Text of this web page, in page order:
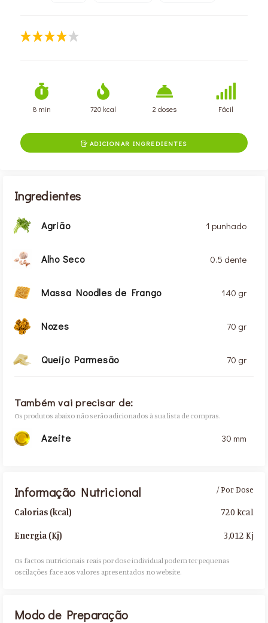
8 min 720 kcal 2 doses Fácil
ADICIONAR INGREDIENTES
Ingredientes
Agrião 1 punhado
Alho Seco 0.5 dente
Massa Noodles de Frango 140 gr
Nozes 70 gr
Queijo Parmesão 70 gr
Também vai precisar de:
Os produtos abaixo não serão adicionados à sua lista de compras.
Azeite 30 mm
Informação Nutricional
Calorias (kcal)
Energia (Kj)
/ Por Dose
720 kcal
3,012 Kj
Os factos nutricionais reais por dose individual podem ter pequenas
oscilações face aos valores apresentados no website.​
Modo de Preparação